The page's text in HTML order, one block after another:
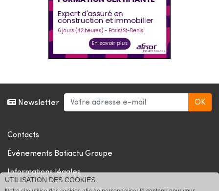
Newsletter
Contacts
Événements Batiactu Groupe
Informations légales
UTILISATION DES COOKIES